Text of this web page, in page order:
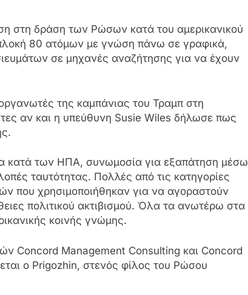
στη δράση των Ρώσων κατά του αμερικανικού
80 ατόμων με γνώση πάνω σε γραφικά,
σε μηχανές αναζήτησης για να έχουν
της καμπάνιας του Τραμπ στη
αν και η υπεύθυνη Susie Wiles δήλωσε πως
κατά των ΗΠΑ, συνωμοσία για εξαπάτηση μέσω
ταυτότητας. Πολλές από τις κατηγορίες
που χρησιμοποιήθηκαν για να αγοραστούν
πολιτικού ακτιβισμού. Όλα τα ανωτέρω στα
κοινής γνώμης.
Concord Management Consulting και Concord
ο Prigozhin, στενός φίλος του Ρώσου